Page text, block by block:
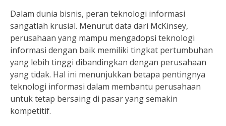
Dalam dunia bisnis, peran teknologi informasi
sangatlah krusial. Menurut data dari McKinsey,
perusahaan yang mampu mengadopsi teknologi
informasi dengan baik memiliki tingkat pertumbuhan
yang lebih tinggi dibandingkan dengan perusahaan
yang tidak. Hal ini menunjukkan betapa pentingnya
teknologi informasi dalam membantu perusahaan
untuk tetap bersaing di pasar yang semakin
kompetitif.